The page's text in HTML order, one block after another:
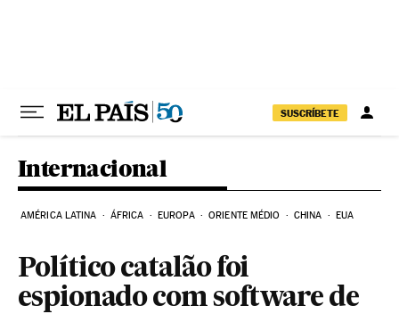
SUSCRÍBETE
Internacional
AMÉRICA LATINA ÁFRICA EUROPA ORIENTE MÉDIO CHINA EUA
Político catalão foi
espionado com software de